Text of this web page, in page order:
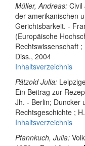
Müller, Andreas: Civil
der amerikanischen
Gerichtsbarkeit. -
(Europäische
Rechtswissenschaft
Diss., 2004
Inhaltsverzeichnis
Pätzold Julia:
Ein Beitrag zur
Jh. - Berlin; Duncker
Rechtsgeschichte ;
Inhaltsverzeichnis
Pfannkuch, Julia: